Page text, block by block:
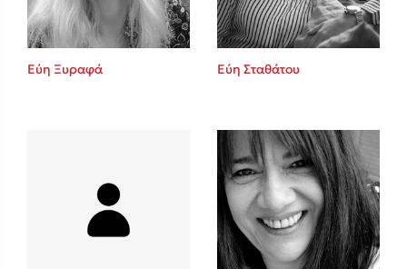
Εύη Ξυραφά Εύη Σταθάτου